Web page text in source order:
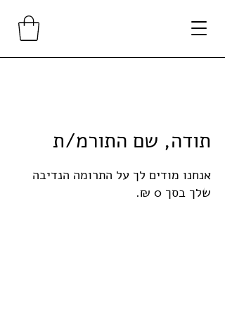
תודה, שם התורמ/ת
אנחנו מודים לך על התרומה הנדיבה
שלך בסך ‏0 ‏₪.